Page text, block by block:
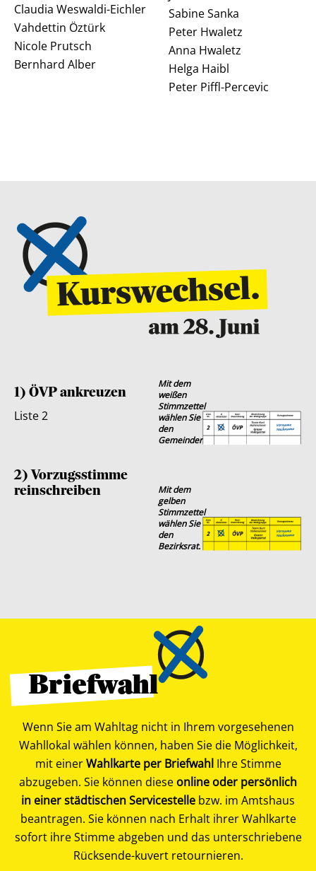
Claudia Weswaldi-Eichler
Vahdettin Öztürk
Nicole Prutsch
Bernhard Alber
Sabine Sanka
Peter Hwaletz
Anna Hwaletz
Helga Haibl
Peter Piffl-Percevic
1) ÖVP ankreuzen
Liste 2
2) Vorzugsstimme
reinschreiben
Mit dem
weißen
Stimmzettel
wählen Sie
den
Gemeinderat.
Mit dem
gelben
Stimmzettel
wählen Sie
den
Bezirksrat.
Briefwahl
Wenn Sie am Wahltag nicht in Ihrem vorgesehenen
Wahllokal wählen können, haben Sie die Möglichkeit,
mit einerWahlkarte per BriefwahlIhre Stimme
abzugeben. Sie können diese online oder persönlich
in einer städtischen Servicestelle bzw. im Amtshaus
beantragen. Sie können nach Erhalt ihrer Wahlkarte
sofort ihre Stimme abgeben und das unterschriebene
Rücksende-kuvert retournieren.